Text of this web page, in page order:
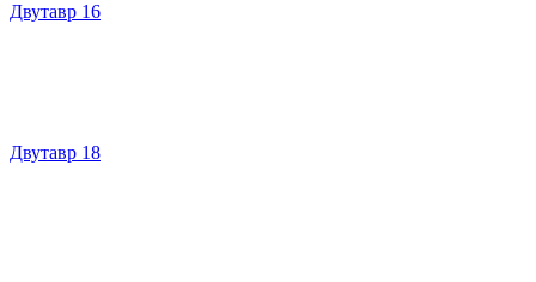
Двутавр 16
Двутавр 18